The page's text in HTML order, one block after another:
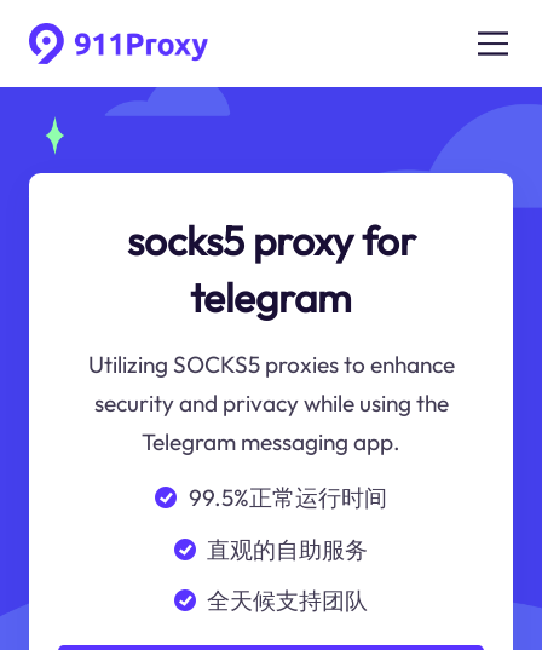
socks5 proxy for
telegram
Utilizing SOCKS5 proxies to enhance
security and privacy while using the
Telegram messaging app.
99.5%正常运行时间
直观的自助服务
全天候支持团队